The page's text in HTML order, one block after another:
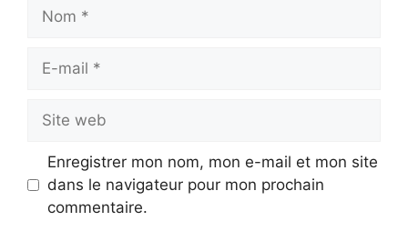
mail
web
Enregistrer mon nom, mon e-mail et mon site
dans le navigateur pour mon prochain
commentaire.